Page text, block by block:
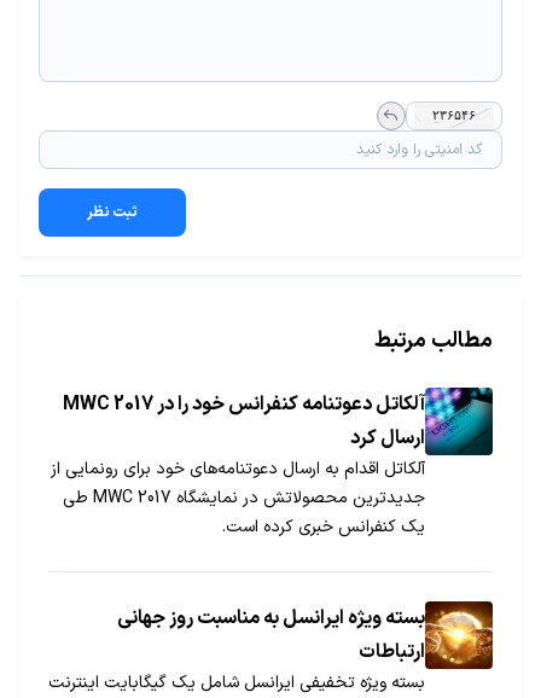
ثبت نظر
مطالب مرتبط
آلکاتل دعوتنامه کنفرانس خود را در MWC 2017
ارسال کرد
آلکاتل اقدام به ارسال دعوتنامه‌های خود برای رونمایی از
جدیدترین محصولاتش در نمایشگاه MWC 2017 طی
یک کنفرانس خبری کرده است.
بسته ویژه ایرانسل به مناسبت روز جهانی
ارتباطات
بسته ویژه تخفیفی ایرانسل شامل یک گیگابایت اینترنت